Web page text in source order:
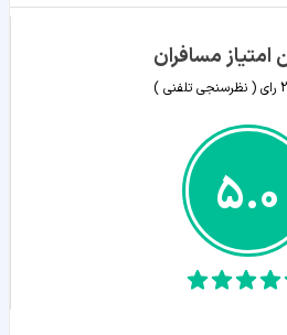
امتیاز مسافران
2 رای ( نظرسنجی تلفنی )
5.0